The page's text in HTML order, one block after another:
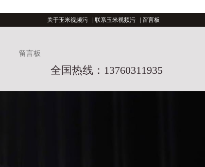
关于玉米视频污 联系玉米视频污 留言板
全国热线：13760311935
留言板